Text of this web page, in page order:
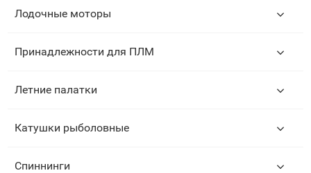
Лодочные моторы
Принадлежности для ПЛМ
Летние палатки
Катушки рыболовные
Спиннинги